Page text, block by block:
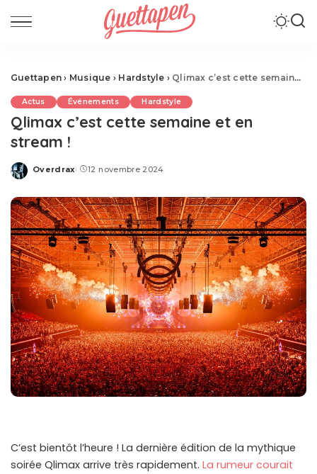
Guettapen › Musique › Hardstyle › Qlimax c’est cette semaine et en stream !
Actus Événements Hardstyle
Qlimax c’est cette semaine et en
stream !
Posted
Overdrax 12 novembre 2024
C’est bientôt l’heure ! La dernière édition de la mythique
soirée Qlimax arrive très rapidement. La rumeur courait